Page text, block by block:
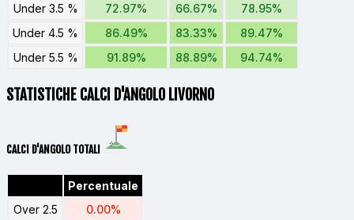
Under 3.5 %
72.97% 66.67%
78.95%
Under 4.5 %
86.49% 83.33%
89.47%
Under 5.5 %
91.89% 88.89% 94.74%
STATISTICHE CALCI D'ANGOLO LIVORNO
CALCI D'ANGOLO TOTALI
Percentuale
Over 2.5
0.00%